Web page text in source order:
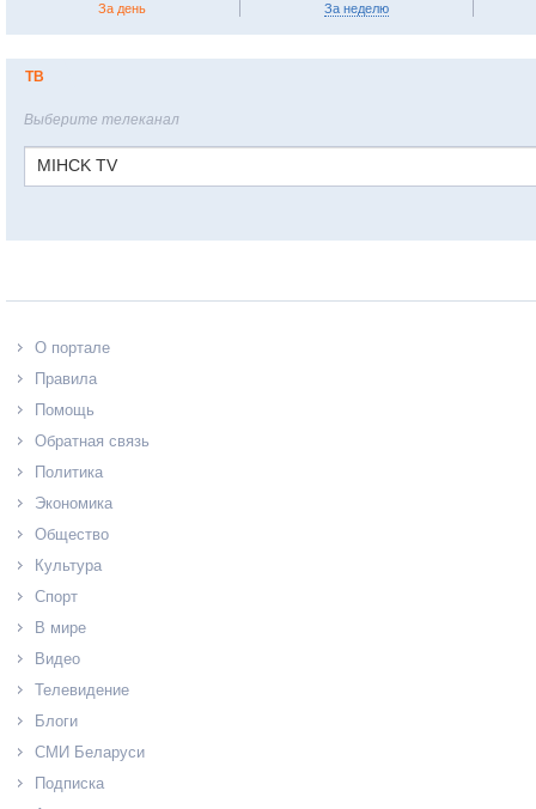
За день За неделю
ТВ
Выберите телеканал
MIHCK TV
О портале
Правила
Помощь
Обратная связь
Политика
Экономика
Общество
Культура
Спорт
В мире
Видео
Телевидение
Блоги
СМИ Беларуси
Подписка